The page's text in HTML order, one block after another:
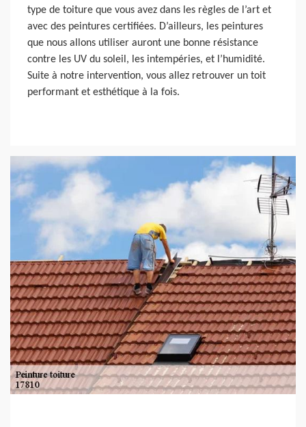
type de toiture que vous avez dans les règles de l’art et
avec des peintures certifiées. D’ailleurs, les peintures
que nous allons utiliser auront une bonne résistance
contre les UV du soleil, les intempéries, et l’humidité.
Suite à notre intervention, vous allez retrouver un toit
performant et esthétique à la fois.